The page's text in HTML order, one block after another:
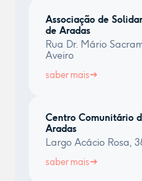
Associação de
de Aradas
Rua Dr. Mário
Aveiro
saber mais
Centro Comunitário
Aradas
Largo Acácio Rosa,
saber mais